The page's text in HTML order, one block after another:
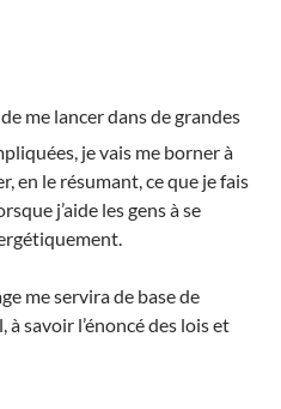
me lancer dans de grandes
je vais me borner à
en le résumant, ce que je fais
j’aide les gens à se
me servira de base de
savoir l’énoncé des lois et